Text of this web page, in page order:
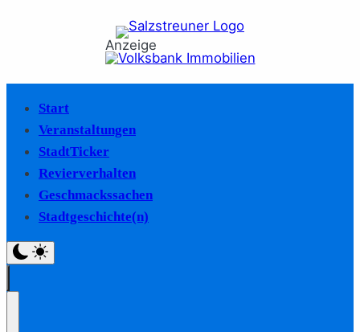
Anzeige
Start
Veranstaltungen
StadtTicker
Revierverhalten
Geschmackssachen
Stadtgeschichte(n)